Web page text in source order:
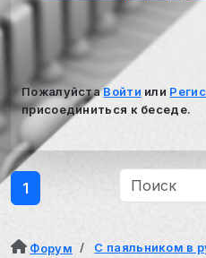
ПожалуйстаВойти или
присоединиться к беседе.
1
Форум
С паяльником в